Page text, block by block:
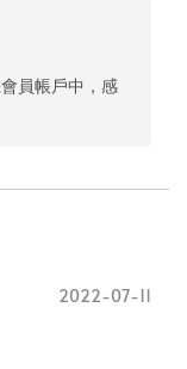
員帳戶中，感
2022-07-11